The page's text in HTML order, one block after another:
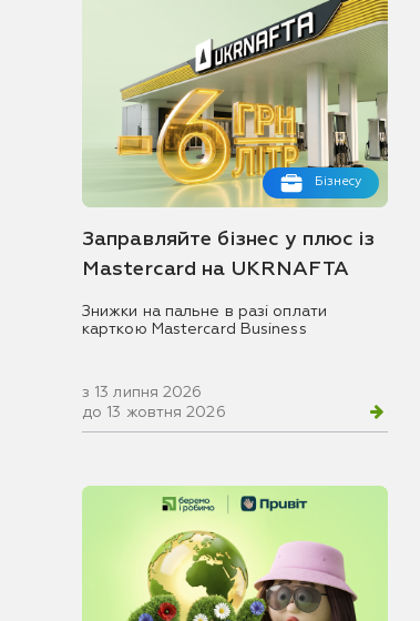
Бізнесу
Заправляйте бізнес у плюс із
Mastercard на UKRNAFTA
Знижки на пальне в разі оплати
карткою Mastercard Business
з 13 липня 2026
до 13 жовтня 2026